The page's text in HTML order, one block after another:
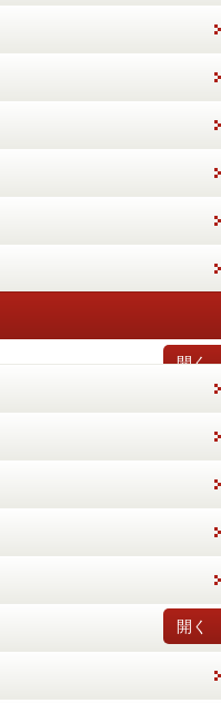
開く
開く